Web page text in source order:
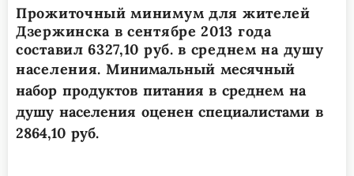
Прожиточный минимум для жителей
Дзержинска в сентябре 2013 года
составил 6327,10 руб. в среднем на душу
населения. Минимальный месячный
набор продуктов питания в среднем на
душу населения оценен специалистами в
2864,10 руб.